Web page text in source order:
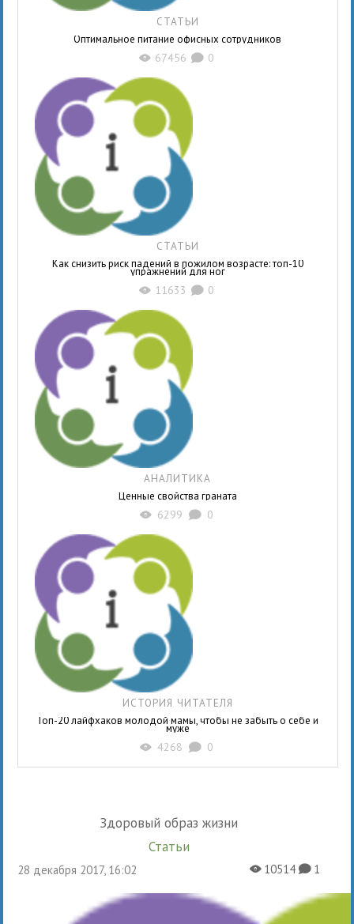
СТАТЬИ
Оптимальное питание офисных сотрудников
X 67456 K 0
СТАТЬИ
Как снизить риск падений в пожилом возрасте: топ-10
упражнений для ног
X 11633 K 0
АНАЛИТИКА
Ценные свойства граната
X 6299 K 0
ИСТОРИЯ ЧИТАТЕЛЯ
Топ-20 лайфхаков молодой мамы, чтобы не забыть о себе и
муже
X 4268 K 0
Здоровый образ жизни
Статьи
28 декабря 2017, 16:02 X10514K1